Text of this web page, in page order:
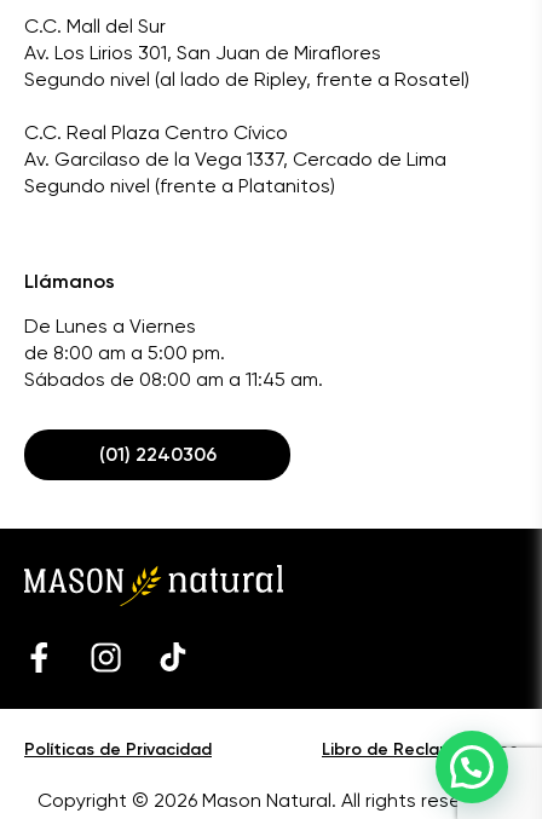
C.C. Mall del Sur
Av. Los Lirios 301, San Juan de Miraflores
Segundo nivel (al lado de Ripley, frente a Rosatel)
C.C. Real Plaza Centro Cívico
Av. Garcilaso de la Vega 1337, Cercado de Lima
Segundo nivel (frente a Platanitos)
Llámanos
De Lunes a Viernes
de 8:00 am a 5:00 pm.
Sábados de 08:00 am a 11:45 am.
(01) 2240306
Copyright © 2026 Mason Natural. All rights reserved.
Políticas de Privacidad Libro de Reclamaciones